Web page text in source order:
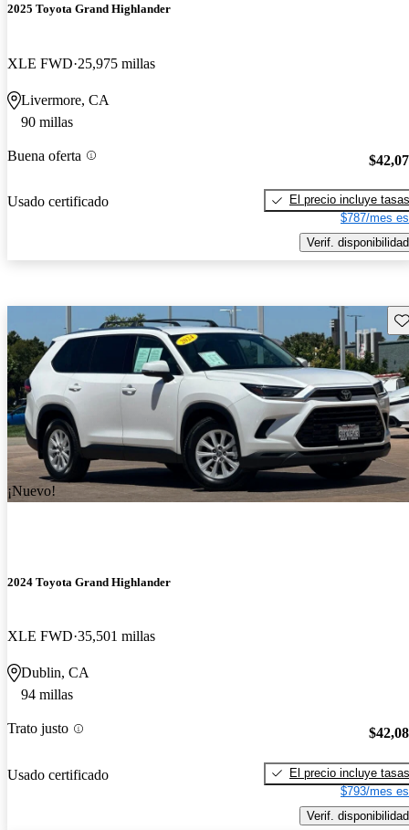
2025 Toyota Grand Highlander
XLE FWD 25,975 millas
Livermore, CA
90 millas
Buena oferta
Usado certificado
El precio incluye tasas
$787/mes
Verif. disponibilidad
¡Nuevo!
2024 Toyota Grand Highlander
XLE FWD 35,501 millas
Dublin, CA
94 millas
Trato justo
Usado certificado
El precio incluye tasas
$793/mes
Verif. disponibilidad